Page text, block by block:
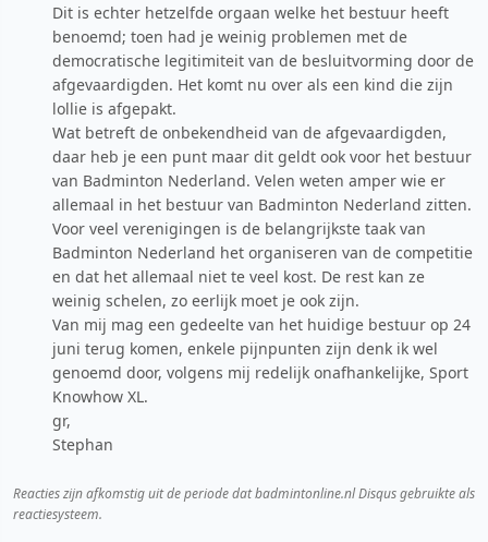
Dit is echter hetzelfde orgaan welke het bestuur heeft
benoemd; toen had je weinig problemen met de
democratische legitimiteit van de besluitvorming door de
afgevaardigden. Het komt nu over als een kind die zijn
lollie is afgepakt.
Wat betreft de onbekendheid van de afgevaardigden,
daar heb je een punt maar dit geldt ook voor het bestuur
van Badminton Nederland. Velen weten amper wie er
allemaal in het bestuur van Badminton Nederland zitten.
Voor veel verenigingen is de belangrijkste taak van
Badminton Nederland het organiseren van de competitie
en dat het allemaal niet te veel kost. De rest kan ze
weinig schelen, zo eerlijk moet je ook zijn.
Van mij mag een gedeelte van het huidige bestuur op 24
juni terug komen, enkele pijnpunten zijn denk ik wel
genoemd door, volgens mij redelijk onafhankelijke, Sport
Knowhow XL.
gr,
Stephan
Reacties zijn afkomstig uit de periode dat badmintonline.nl Disqus gebruikte als
reactiesysteem.